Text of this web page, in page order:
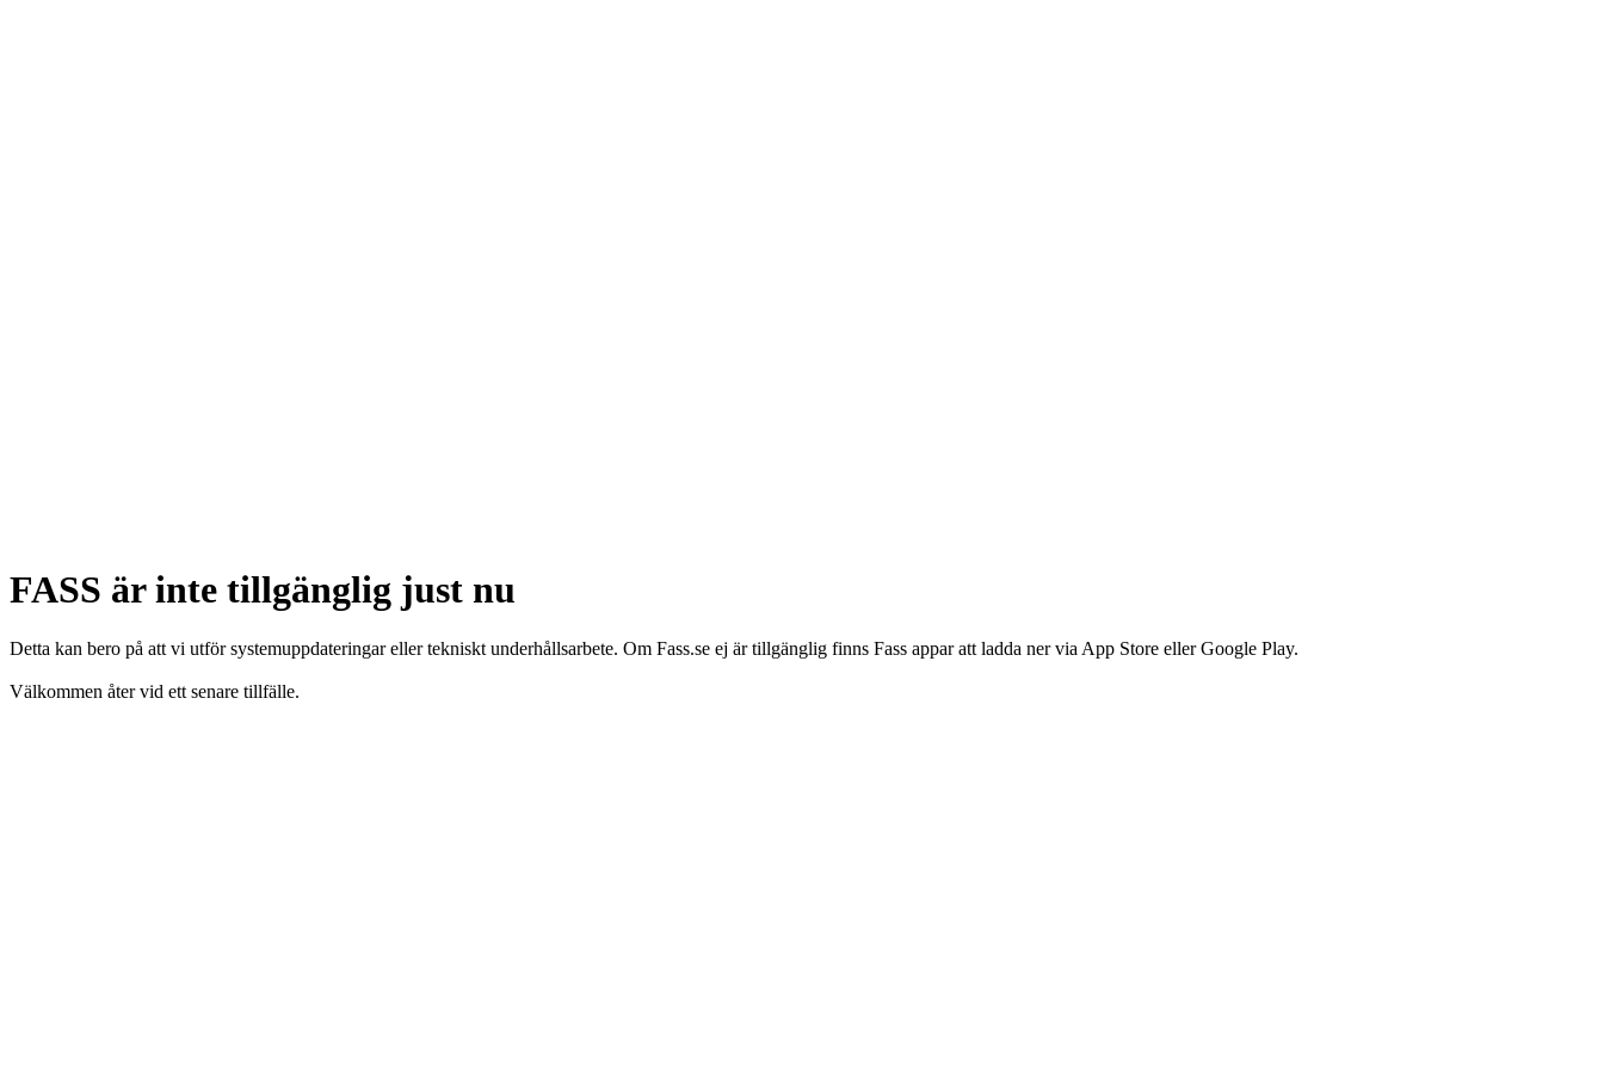
FASS är inte tillgänglig just nu
Detta kan bero på att vi utför systemuppdateringar eller tekniskt underhållsarbete. Om Fass.se ej är tillgänglig finns Fass appar att ladda ner via App Store eller Google Play.
Välkommen åter vid ett senare tillfälle.